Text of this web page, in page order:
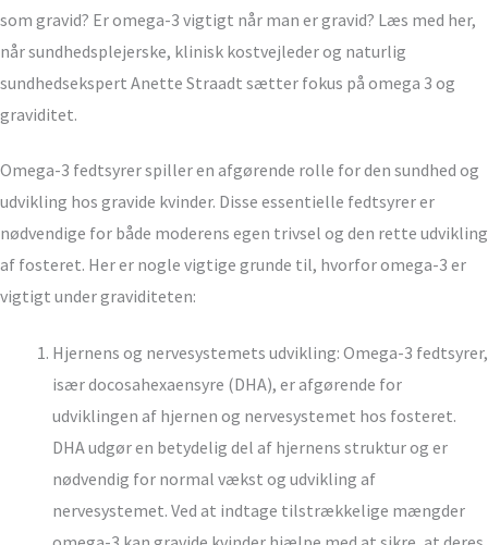
som gravid? Er omega-3 vigtigt når man er gravid? Læs med her,
når sundhedsplejerske, klinisk kostvejleder og naturlig
sundhedsekspert Anette Straadt sætter fokus på omega 3 og
graviditet.
Omega-3 fedtsyrer spiller en afgørende rolle for den sundhed og
udvikling hos gravide kvinder. Disse essentielle fedtsyrer er
nødvendige for både moderens egen trivsel og den rette udvikling
af fosteret. Her er nogle vigtige grunde til, hvorfor omega-3 er
vigtigt under graviditeten:
Hjernens og nervesystemets udvikling: Omega-3 fedtsyrer,
især docosahexaensyre (DHA), er afgørende for
udviklingen af ​​hjernen og nervesystemet hos fosteret.
DHA udgør en betydelig del af hjernens struktur og er
nødvendig for normal vækst og udvikling af
nervesystemet. Ved at indtage tilstrækkelige mængder